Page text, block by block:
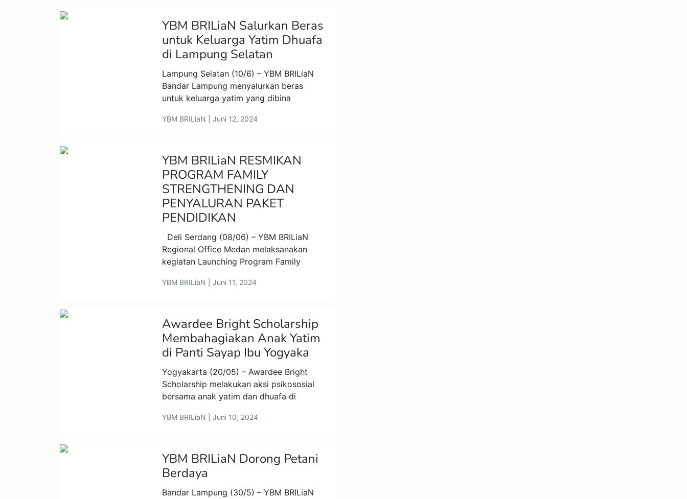
YBM BRILiaN Salurkan Beras
untuk Keluarga Yatim Dhuafa
di Lampung Selatan
Lampung Selatan (10/6) – YBM BRILiaN
Bandar Lampung menyalurkan beras
untuk keluarga yatim yang dibina
YBM BRILiaN | Juni 12, 2024
YBM BRILiaN RESMIKAN
PROGRAM FAMILY
STRENGTHENING DAN
PENYALURAN PAKET
PENDIDIKAN
Deli Serdang (08/06) – YBM BRILiaN
Regional Office Medan melaksanakan
kegiatan Launching Program Family
YBM BRILiaN | Juni 11, 2024
Awardee Bright Scholarship
Membahagiakan Anak Yatim
di Panti Sayap Ibu Yogyaka
Yogyakarta (20/05) – Awardee Bright
Scholarship melakukan aksi psikososial
bersama anak yatim dan dhuafa di
YBM BRILiaN | Juni 10, 2024
YBM BRILiaN Dorong Petani
Berdaya
Bandar Lampung (30/5) – YBM BRILiaN